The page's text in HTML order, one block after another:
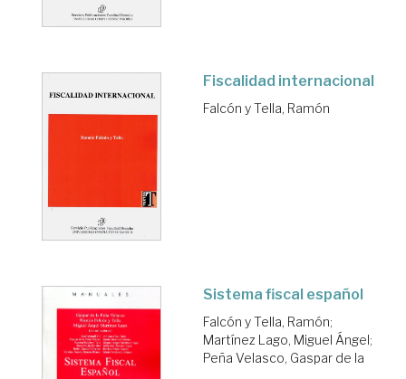
Fiscalidad internacional
Falcón y Tella, Ramón
Sistema fiscal español
Falcón y Tella, Ramón;
Martínez Lago, Miguel Ángel;
Peña Velasco, Gaspar de la